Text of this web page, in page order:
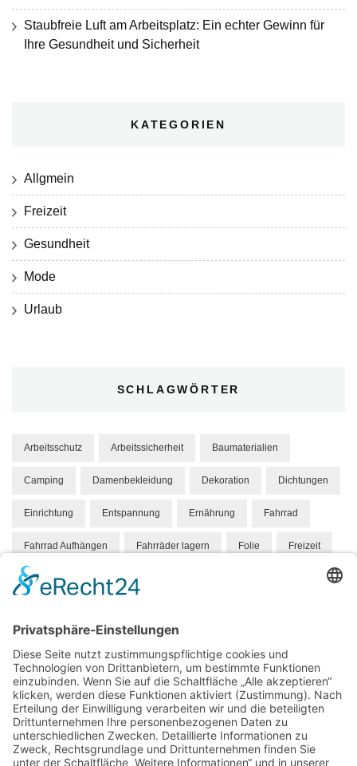
Staubfreie Luft am Arbeitsplatz: Ein echter Gewinn für
Ihre Gesundheit und Sicherheit
KATEGORIEN
Allgmein
Freizeit
Gesundheit
Mode
Urlaub
SCHLAGWÖRTER
Arbeitsschutz Arbeitssicherheit Baumaterialien
Camping Damenbekleidung Dekoration Dichtungen
Einrichtung Entspannung Ernährung Fahrrad
Fahrrad Aufhängen Fahrräder lagern Folie Freizeit
Gesundheit Hund
Medizin Mode Möbel Orthopädisch
Personalisieren Pflege Produkt Roboter
Schuhe Skandinavien Sport Stahl